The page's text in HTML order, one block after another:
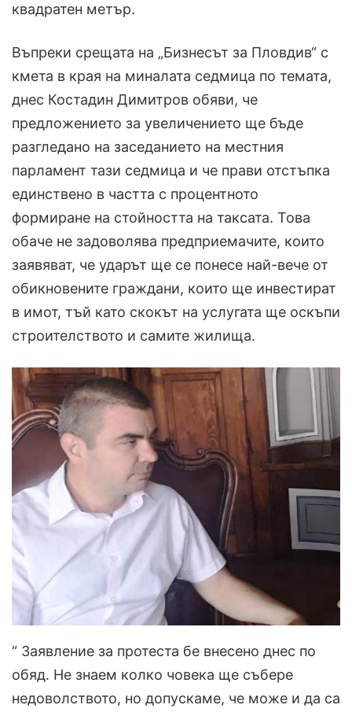
квадратен метър.
Въпреки срещата на „Бизнесът за Пловдив“ с
кмета в края на миналата седмица по темата,
днес Костадин Димитров обяви, че
предложението за увеличението ще бъде
разгледано на заседанието на местния
парламент тази седмица и че прави отстъпка
единствено в частта с процентното
формиране на стойността на таксата. Това
обаче не задоволява предприемачите, които
заявяват, че ударът ще се понесе най-вече от
обикновените граждани, които ще инвестират
в имот, тъй като скокът на услугата ще оскъпи
строителството и самите жилища.
“ Заявление за протеста бе внесено днес по
обяд. Не знаем колко човека ще събере
недоволството, но допускаме, че може и да са